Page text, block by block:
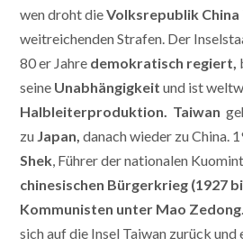
wen droht dieVolksrepublik China
weitreichenden Strafen. Der
80 er Jahre demokratisch regiert,
seine Unabhängigkeit und ist
Halbleiterproduktion. Taiwan
zu Japan, danach wieder zu China.
Shek, Führer der nationalen
chinesischen Bürgerkrieg (1927
Kommunisten unter Mao Zedong
sich auf die Insel Taiwan zurück